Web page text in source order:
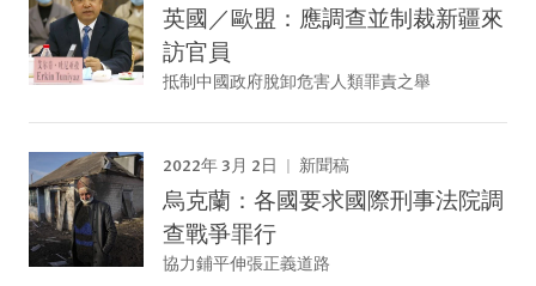
英國／歐盟：應調查並制裁新疆來
訪官員
抵制中國政府脫卸危害人類罪責之舉
2022年 3月 2日 新聞稿
烏克蘭：各國要求國際刑事法院調
查戰爭罪行
協力鋪平伸張正義道路